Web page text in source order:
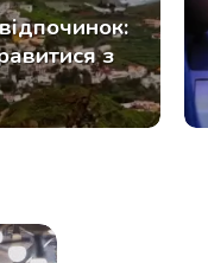
з